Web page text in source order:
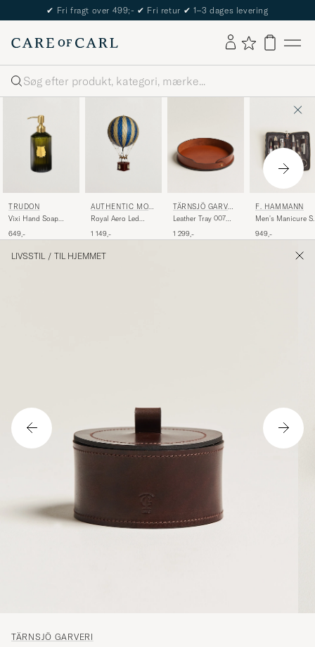
✔ Fri fragt over 499;- ✔ Fri retur ✔ 1–3 dages levering
Søg
TRUDON
Vixi Hand Soap
649,-
AUTHENTIC MOD
ELS
Royal Aero Led
1 149,-
TÄRNSJÖ GARVER
ILeather Tray 007
1 299,-
F. HAMMANN
Men's Manicure
949,-
LIVSSTIL / TIL HJEMMET
TÄRNSJÖ GARVERI